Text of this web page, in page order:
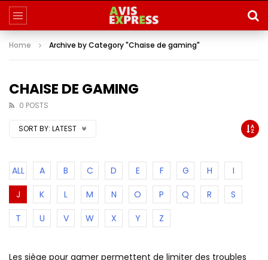
Home Archive by Category "Chaise de gaming"
CHAISE DE GAMING
0 POSTS
SORT BY: LATEST
ALL A B C D E F G H
I
J
K L M N O P Q R
S
T
U V W X Y Z
Les siège pour gamer permettent de limiter des troubles